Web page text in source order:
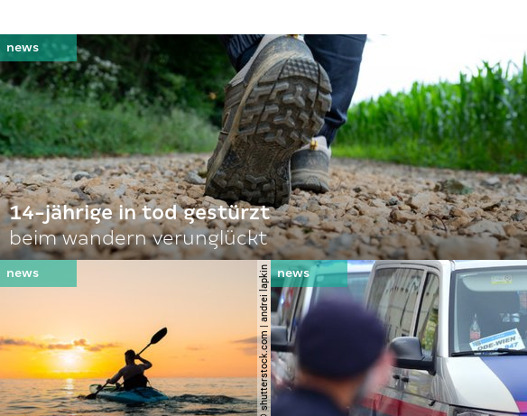
14-jährige in tod gestürzt
beim wandern verunglückt
© shutterstock.com | andrei lapkin